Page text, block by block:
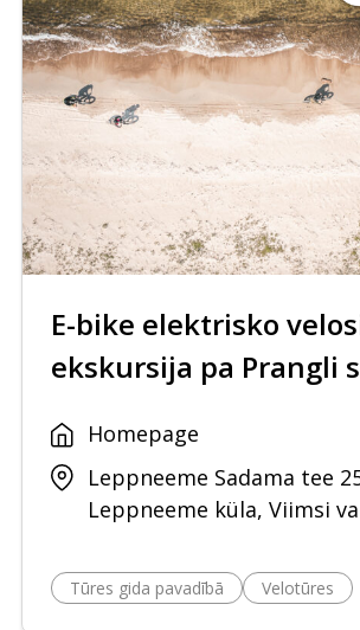
E-bike elektrisko
ekskursija pa Prangli
Homepage
Leppneeme Sadama tee
Leppneeme küla, Viimsi
Tūres gida pavadībā Velotūres